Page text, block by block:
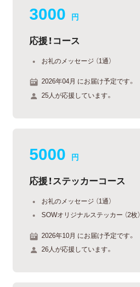
3000 円
応援！コース
お礼のメッセージ （1通）
2026年04月 にお届け予定です。
25人が応援しています。
5000 円
応援！ステッカーコース
お礼のメッセージ （1通）
SOWオリジナルステッカー （2枚）
2026年10月 にお届け予定です。
26人が応援しています。